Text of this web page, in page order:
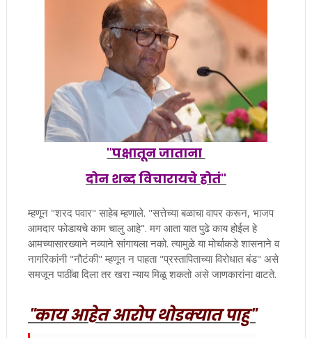
"पक्षातून जाताना
दोन शब्द विचारायचे होतं"
म्हणून "शरद पवार" साहेब म्हणाले. "सत्तेच्या बळाचा वापर करून, भाजप
आमदार फोडायचे काम चालु आहे". मग आता यात पुढे काय होईल हे
आमच्यासारख्याने नव्याने सांगायला नको. त्यामुळे या मोर्चाकडे शासनाने व
नागरिकांनी "नाैटंकी" म्हणून न पाहता "प्रस्तापिताच्या विरोधात बंड" असे
समजून पाठींबा दिला तर खरा न्याय मिळू शकतो असे जाणकारांना वाटते.
"काय आहेत आरोप थोडक्यात पाहु"